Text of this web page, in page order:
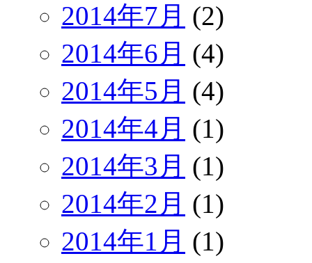
2014年7月 (2)
2014年6月 (4)
2014年5月 (4)
2014年4月 (1)
2014年3月 (1)
2014年2月 (1)
2014年1月 (1)